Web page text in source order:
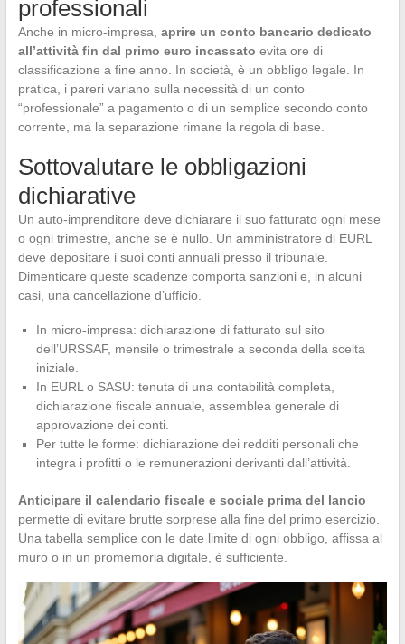
professionali
Anche in micro-impresa, aprire un conto bancario dedicato
all’attività fin dal primo euro incassato evita ore di
classificazione a fine anno. In società, è un obbligo legale. In
pratica, i pareri variano sulla necessità di un conto
“professionale” a pagamento o di un semplice secondo conto
corrente, ma la separazione rimane la regola di base.
Sottovalutare le obbligazioni
dichiarative
Un auto-imprenditore deve dichiarare il suo fatturato ogni mese
o ogni trimestre, anche se è nullo. Un amministratore di EURL
deve depositare i suoi conti annuali presso il tribunale.
Dimenticare queste scadenze comporta sanzioni e, in alcuni
casi, una cancellazione d’ufficio.
In micro-impresa: dichiarazione di fatturato sul sito
dell’URSSAF, mensile o trimestrale a seconda della scelta
iniziale.
In EURL o SASU: tenuta di una contabilità completa,
dichiarazione fiscale annuale, assemblea generale di
approvazione dei conti.
Per tutte le forme: dichiarazione dei redditi personali che
integra i profitti o le remunerazioni derivanti dall’attività.
Anticipare il calendario fiscale e sociale prima del lancio
permette di evitare brutte sorprese alla fine del primo esercizio.
Una tabella semplice con le date limite di ogni obbligo, affissa al
muro o in un promemoria digitale, è sufficiente.